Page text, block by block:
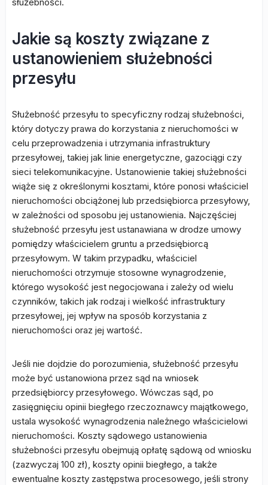
Jakie są koszty związane z
ustanowieniem służebności
przesyłu
Służebność przesyłu to specyficzny rodzaj służebności,
który dotyczy prawa do korzystania z nieruchomości w
celu przeprowadzenia i utrzymania infrastruktury
przesyłowej, takiej jak linie energetyczne, gazociągi czy
sieci telekomunikacyjne. Ustanowienie takiej służebności
wiąże się z określonymi kosztami, które ponosi właściciel
nieruchomości obciążonej lub przedsiębiorca przesyłowy,
w zależności od sposobu jej ustanowienia. Najczęściej
służebność przesyłu jest ustanawiana w drodze umowy
pomiędzy właścicielem gruntu a przedsiębiorcą
przesyłowym. W takim przypadku, właściciel
nieruchomości otrzymuje stosowne wynagrodzenie,
którego wysokość jest negocjowana i zależy od wielu
czynników, takich jak rodzaj i wielkość infrastruktury
przesyłowej, jej wpływ na sposób korzystania z
nieruchomości oraz jej wartość.
Jeśli nie dojdzie do porozumienia, służebność przesyłu
może być ustanowiona przez sąd na wniosek
przedsiębiorcy przesyłowego. Wówczas sąd, po
zasięgnięciu opinii biegłego rzeczoznawcy majątkowego,
ustala wysokość wynagrodzenia należnego właścicielowi
nieruchomości. Koszty sądowego ustanowienia
służebności przesyłu obejmują opłatę sądową od wniosku
(zazwyczaj 100 zł), koszty opinii biegłego, a także
ewentualne koszty zastępstwa procesowego, jeśli strony